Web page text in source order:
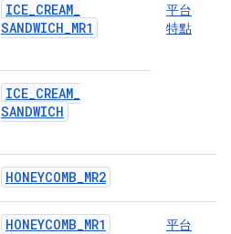
ICE_CREAM_
SANDWICH_MR1
平台
特點
ICE_CREAM_
SANDWICH
HONEYCOMB_MR2
HONEYCOMB_MR1
平台